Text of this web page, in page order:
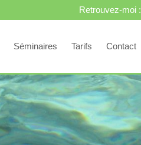
Retrouvez-moi :
Séminaires Tarifs Contact